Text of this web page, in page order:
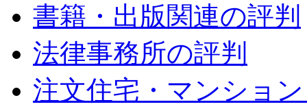
書籍・出版関連の評判
法律事務所の評判
注文住宅・マンショ